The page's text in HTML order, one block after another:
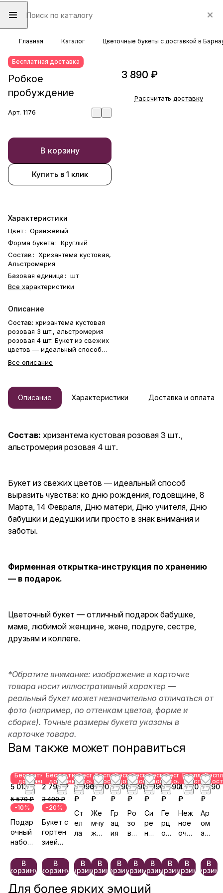
Главная Каталог Цветочные букеты с доставкой в
Бесплатная доставка
Робкое
пробуждение
Арт. 1176
В корзину
Купить в 1 клик
Характеристики
Цвет: Оранжевый
Форма букета : Круглый
Состав : Хризантема кустовая,
Альстромерия
Базовая единица : шт
Все характеристики
Описание
Состав: хризантема кустовая
розовая 3 шт., альстромерия
розовая 4 шт. Букет из свежих
цветов — идеальный способ
рождения, годовщине, 8
матери, Дню учителя, Дню
бабушки и дедушки или просто
в знак внимания и заботы.
отличный подарок бабушке,
маме, любимой женщине,
Все описание
3 890 ₽
Рассчитать доставку
Описание Характеристики Доставка и оплата
Состав: хризантема кустовая розовая 3 шт.,
альстромерия розовая 4 шт.
Букет из свежих цветов — идеальный способ
выразить чувства: ко дню рождения, годовщине, 8
Марта, 14 Февраля, Дню матери, Дню учителя, Дню
бабушки и дедушки или просто в знак внимания и
заботы.
Фирменная открытка-инструкция по хранению
— в подарок.
Цветочный букет — отличный подарок бабушке,
маме, любимой женщине, жене, подруге, сестре,
друзьям и коллеге.
*Обратите внимание: изображение в карточке
товара носит иллюстративный характер —
реальный букет может незначительно отличаться от
фото (например, по оттенкам цветов, форме и
сборке). Точные размеры букета указаны в
карточке товара.
Вам также может понравиться
Бесплатная
доставка
5 013 ₽
5 570 ₽
-10%
Подар
очный
набор
з»
В
корзину
Бесплатная
доставка
2 792 ₽
3 490 ₽
-20%
Букет с
гортен
зией
ка» В
корзину
Бесплатная
доставка
3 990
₽
Ст
ел
ла
В
корзину
Бесплатная
доставка
5 190
₽
Же
мчу
жин
и В
корзину
Бесплатная
доставка
5 890
₽
Гр
ац
ия
В
корзину
Бесплатная
доставка
5 690
₽
Ро
зо
вы
фи
р
В
корзину
Бесплатная
доставка
3 990
₽
Си
ре
не
са
д
В
корзину
Бесплатная
доставка
6 590
₽
Ге
рц
оги
В
корзину
Бесплатная
доставка
4 790
₽
Неж
ное
очар
В
корзину
3 590
₽
Ар
ом
атн
н В
Для более ярких эмоций